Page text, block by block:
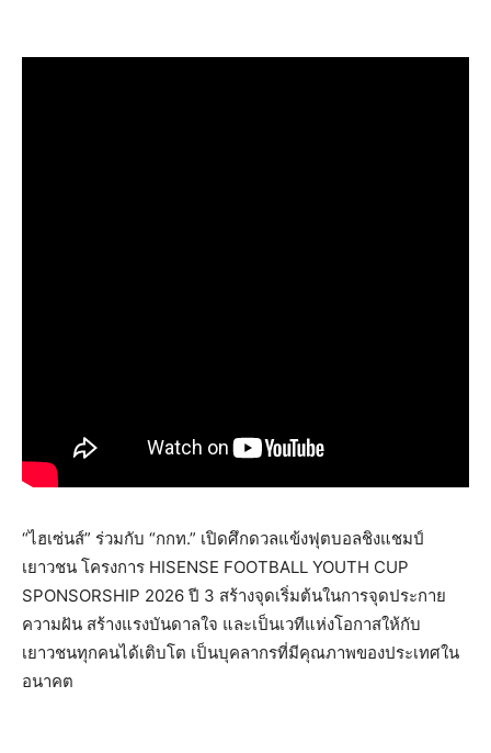
“ไฮเซ่นส์” ร่วมกับ “กกท.” เปิดศึกดวลแข้งฟุตบอลชิงแชมป์
เยาวชน โครงการ HISENSE FOOTBALL YOUTH CUP
SPONSORSHIP 2026 ปี 3 สร้างจุดเริ่มต้นในการจุดประกาย
ความฝัน สร้างแรงบันดาลใจ และเป็นเวทีแห่งโอกาสให้กับ
เยาวชนทุกคนได้เติบโต เป็นบุคลากรที่มีคุณภาพของประเทศใน
อนาคต